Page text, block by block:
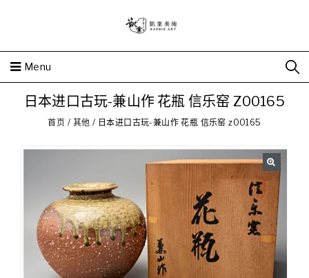
Menu
日本进口古玩-兼山作 花瓶 信乐窑 Z00165
首页 / 其他 / 日本进口古玩-兼山作 花瓶 信乐窑 z00165
🔍